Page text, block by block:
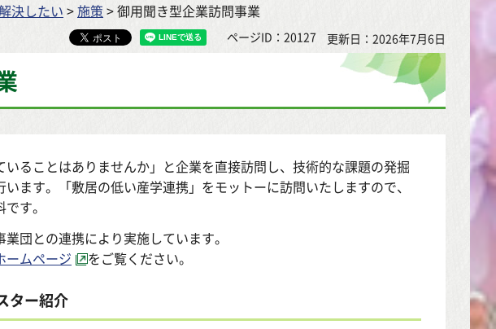
決したい >施策 > 御用聞き型企業訪問事業
ページID：20127 更新日：2026年7月6日
ることはありませんか」と企業を直接訪問し、技術的な課題の発掘
ます。「敷居の低い産学連携」をモットーに訪問いたしますので、
す。
団との連携により実施しています。
ームページ をご覧ください。
ター紹介